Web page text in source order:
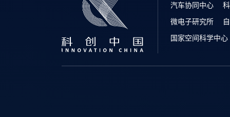
汽车协同中心
微电子研究所
国家空间科学中心